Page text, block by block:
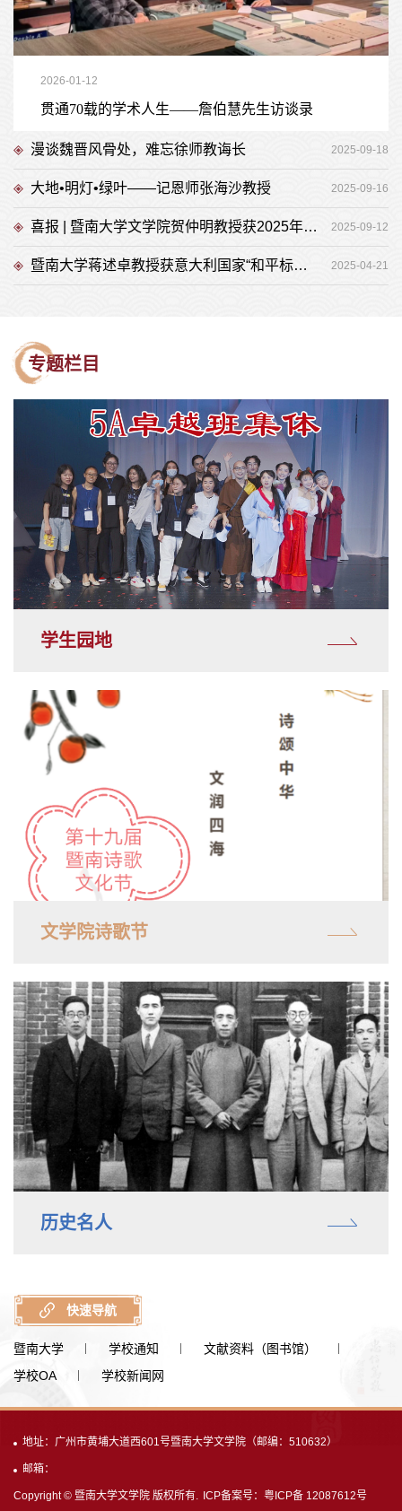
2026-01-12
贯通70载的学术人生——詹伯慧先生访谈录
漫谈魏晋风骨处，难忘徐师教诲长 2025-09-18
大地•明灯•绿叶——记恩师张海沙教授 2025-09-16
喜报 | 暨南大学文学院贺仲明教授获2025年“南粤优秀教师”荣誉称号 2025-09-12
暨南大学蒋述卓教授获意大利国家“和平标志奖” 2025-04-21
专题栏目
学生园地
文学院诗歌节
历史名人
快速导航
暨南大学 学校通知
文献资料（图书馆）
学校OA
学校新闻网
地址：广州市黄埔大道西601号暨南大学文学院（邮编：510632）
邮箱：
Copyright © 暨南大学文学院 版权所有. ICP备案号：粤ICP备 12087612号